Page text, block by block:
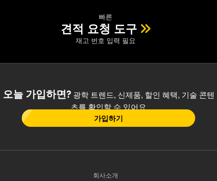
빠른
견적 요청 도구
재고 번호 입력 필요
오늘 가입하면?광학 트렌드, 신제품, 할인 혜택, 기술 콘텐
츠를 확인할 수 있어요
가입하기
회사소개